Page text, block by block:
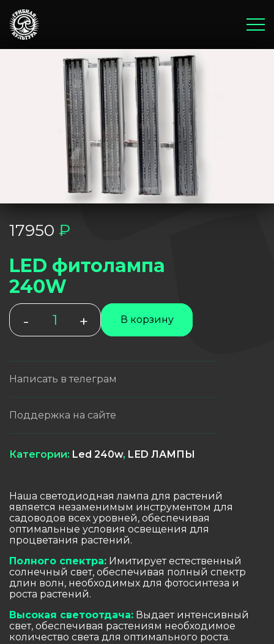
Оплата и доставка
Бонусы и акции
17950 ₽
LED фитолампа
240W
-
Количество
товара
LED
+ В корзину
Категории: Led 240w, LЕD ЛАМПЫ
Написать в телеграм
Поддержка на сайте
Наша светодиодная лампа для растений
является незаменимым инструментом для
садоводов всех уровней, обеспечивая
оптимальные условия освещения для
процветания растений.
Полного спектра: Имитирует естественный
солнечный свет, обеспечивая полный спектр
длин волн, необходимых для фотосинтеза и
роста растений.
Высокая светоотдача: Выдает интенсивный
свет, обеспечивая растениям необходимое
количество света для оптимального роста.